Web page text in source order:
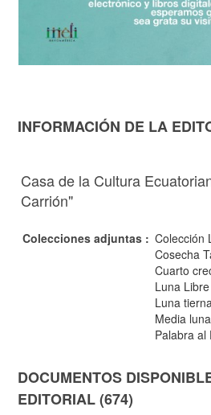
INFORMACIÓN DE LA
Casa de la Cultura
Carrión"
Colecciones adjuntas : Colección
Cosecha
Cuarto
Luna Libre
Luna tierna
Media luna
Palabra al
DOCUMENTOS
EDITORIAL (674)